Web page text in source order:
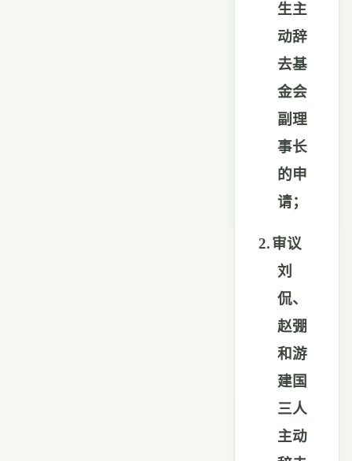
生主
动辞
去基
金会
副理
事长
的申
请；
2.审议
刘
侃、
赵弸
和游
建国
三人
主动